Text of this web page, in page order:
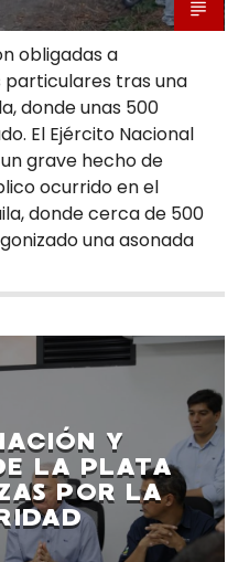
obligadas a
particulares tras una
donde unas 500
El Ejército Nacional
grave hecho de
ocurrido en el
donde cerca de 500
una asonada
Y
LA PLATA
POR LA